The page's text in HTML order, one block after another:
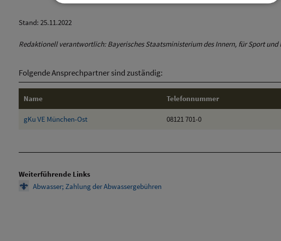
Stand: 25.11.2022
Redaktionell verantwortlich: Bayerisches Staatsministerium des Innern, für Sport
Folgende Ansprechpartner sind zuständig:
Name Telefonnummer
gKu VE München-Ost 08121 701-0
Weiterführende Links
Abwasser; Zahlung der Abwassergebühren